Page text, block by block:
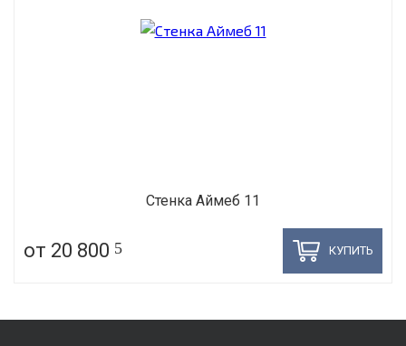
Стенка Аймеб 11
от 20 800 5 КУПИТЬ